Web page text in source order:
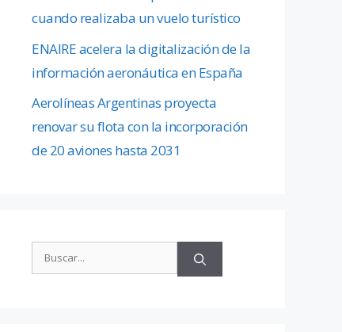
cuando realizaba un vuelo turístico
ENAIRE acelera la digitalización de la
información aeronáutica en España
Aerolíneas Argentinas proyecta
renovar su flota con la incorporación
de 20 aviones hasta 2031